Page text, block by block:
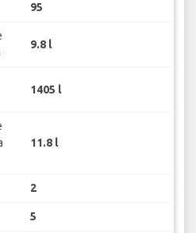
95
9.8 l
1405 l
11.8 l
2
5